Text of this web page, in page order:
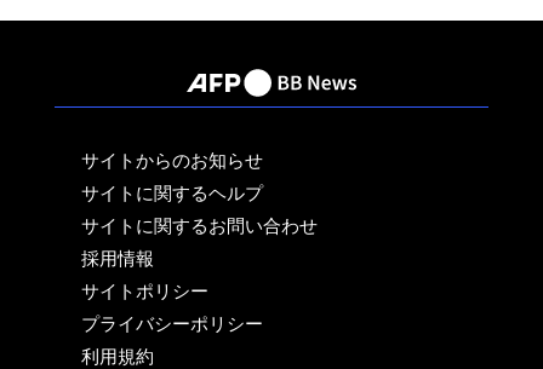
サイトからのお知らせ
サイトに関するヘルプ
サイトに関するお問い合わせ
採用情報
サイトポリシー
プライバシーポリシー
利用規約